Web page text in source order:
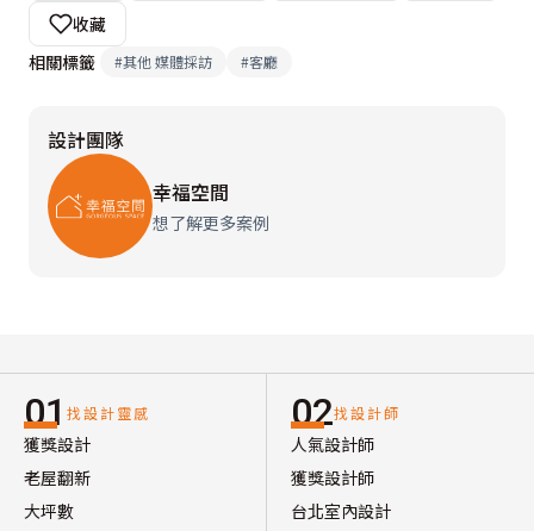
收藏
相關標籤
#其他 媒體採訪 #客廳
設計團隊
幸福空間
想了解更多案例
01 找設計靈感
獲獎設計
老屋翻新
大坪數
02找設計師
人氣設計師
獲獎設計師
台北室內設計